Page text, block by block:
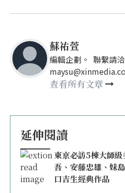
蘇祐萱
編輯企劃。 聯繫請洽
查看所有文章
延伸閱讀
東京必訪5棟大師
吾、安藤忠雄、妹
口吉生經典作品